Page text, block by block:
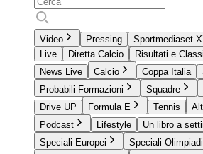
Video Pressing Sportmediaset
Live
Diretta Calcio
Risultati e
News Live
Calcio Coppa Italia
Probabili Formazioni
Squadre
Drive UP
Formula E Tennis
Podcast
Lifestyle
Un libro a
Speciali Europei
Speciali Olimpiadi